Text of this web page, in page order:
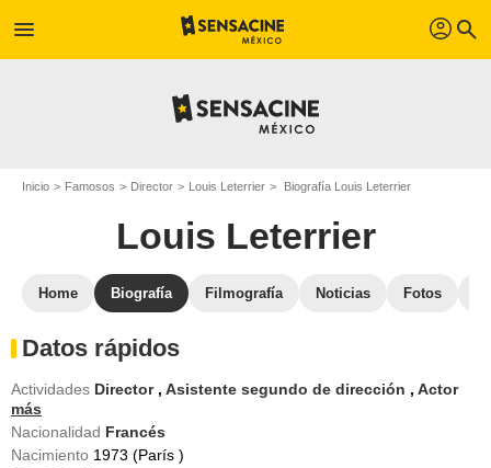
menu profil search
Inicio Famosos Director Louis Leterrier Biografía Louis Leterrier
Louis Leterrier
Home Biografía Filmografía Noticias Fotos
Datos rápidos
Actividades Director , Asistente segundo de dirección , Actor
más
Nacionalidad Francés
Nacimiento 1973 (París )